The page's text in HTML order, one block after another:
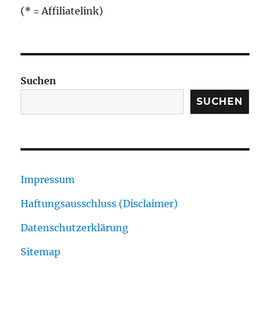
(* = Affiliatelink)
Suchen
SUCHEN
Impressum
Haftungsausschluss (Disclaimer)
Datenschutzerklärung
Sitemap